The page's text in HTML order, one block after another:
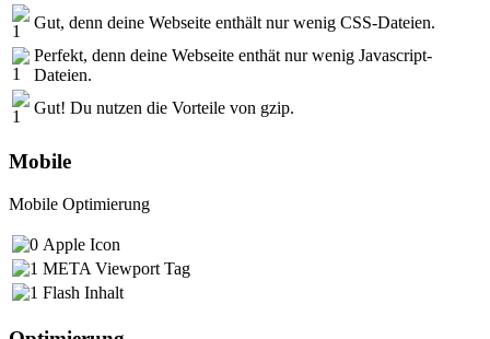
Gut, denn deine Webseite enthält nur wenig CSS-Dateien.
Perfekt, denn deine Webseite enthät nur wenig Javascript-
Dateien.
Gut! Du nutzen die Vorteile von gzip.
Mobile
Mobile Optimierung
Apple Icon
META Viewport Tag
Flash Inhalt